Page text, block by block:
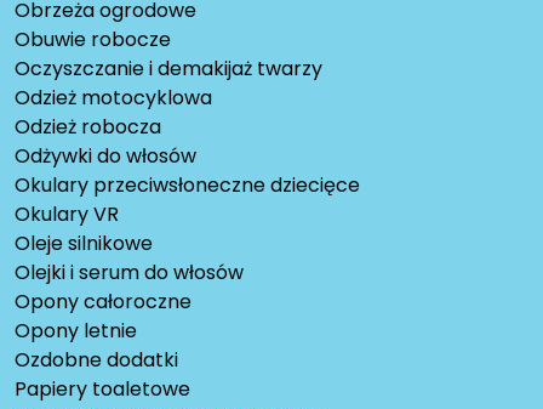
Obrzeża ogrodowe
Obuwie robocze
Oczyszczanie i demakijaż twarzy
Odzież motocyklowa
Odzież robocza
Odżywki do włosów
Okulary przeciwsłoneczne dziecięce
Okulary VR
Oleje silnikowe
Olejki i serum do włosów
Opony całoroczne
Opony letnie
Ozdobne dodatki
Papiery toaletowe